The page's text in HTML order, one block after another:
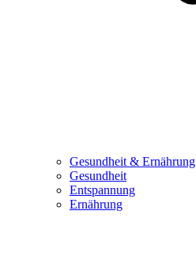
Gesundheit & Ernährung
Gesundheit
Entspannung
Ernährung